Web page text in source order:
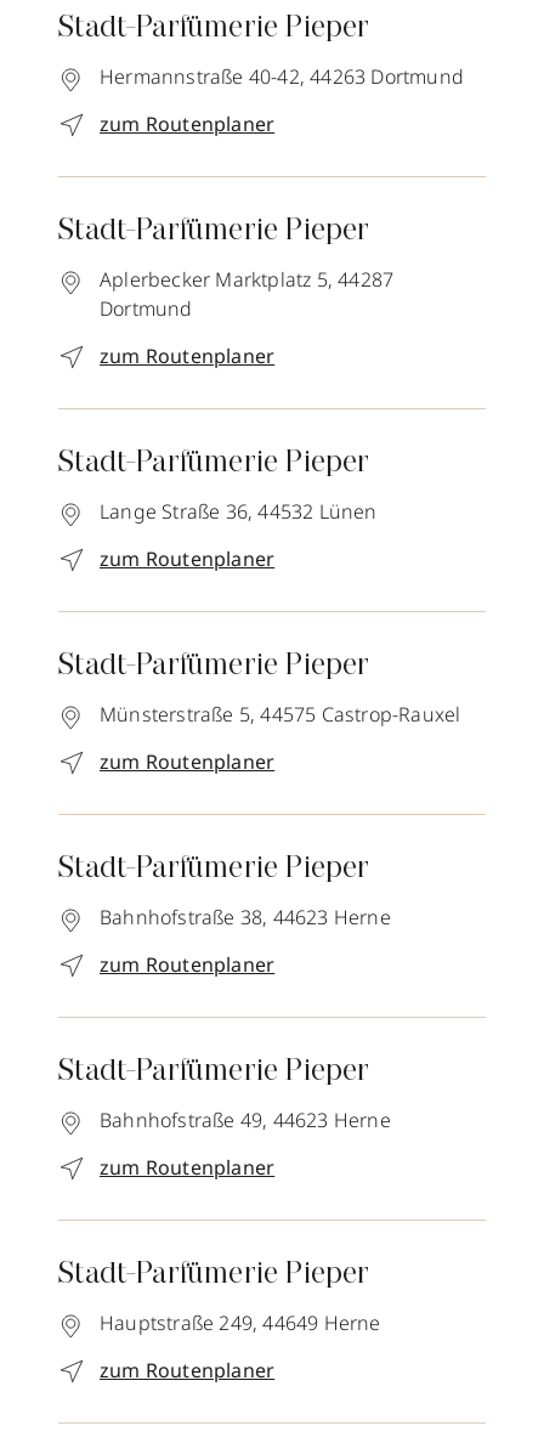
Stadt-Parfümerie Pieper
Hermannstraße 40-42, 44263 Dortmund
zum Routenplaner
Stadt-Parfümerie Pieper
Aplerbecker Marktplatz 5, 44287
Dortmund
zum Routenplaner
Stadt-Parfümerie Pieper
Lange Straße 36, 44532 Lünen
zum Routenplaner
Stadt-Parfümerie Pieper
Münsterstraße 5, 44575 Castrop-Rauxel
zum Routenplaner
Stadt-Parfümerie Pieper
Bahnhofstraße 38, 44623 Herne
zum Routenplaner
Stadt-Parfümerie Pieper
Bahnhofstraße 49, 44623 Herne
zum Routenplaner
Stadt-Parfümerie Pieper
Hauptstraße 249, 44649 Herne
zum Routenplaner